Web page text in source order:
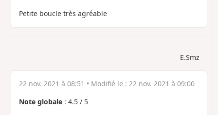
Petite boucle très agréable
E.Smz
22 nov. 2021 à 08:51 • Modifié le : 22 nov. 2021 à 09:00
Note globale : 4.5 / 5